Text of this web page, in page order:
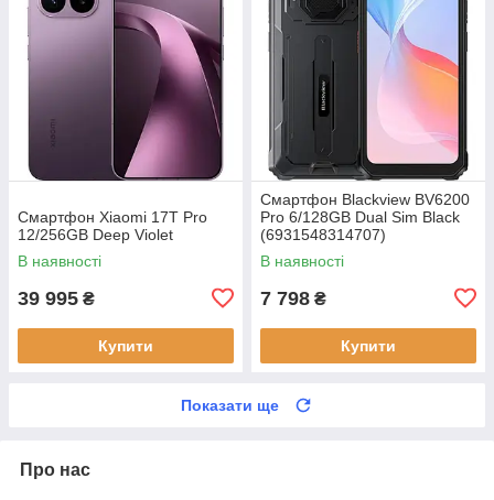
Смартфон Xiaomi 17T Pro
12/256GB Deep Violet
В наявності
39 995 ₴
Купити
Смартфон Blackview BV6200
Pro 6/128GB Dual Sim Black
(6931548314707)
В наявності
7 798 ₴
Купити
Показати ще
Про нас